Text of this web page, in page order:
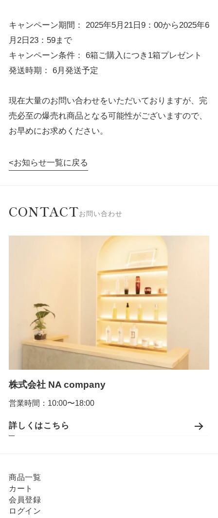
キャンペーン期間： 2025年5月 21日 9：00から2025年6
月 2日 23：59まで
キャンペーン条件： 6箱ご購入につき 1箱プレゼント
発送時期： 6月発送予定
現在大量のお問い合わせをいただいておりますが、完
売必至の爆売れ商品となる可能性がございますので、
お早めにお求めください。
お知らせ一覧に戻る
CONTACTお問い合わせ
株式会社 NA company
営業時間：10:00〜18:00
詳しくはこちら
商品一覧
カート
会員登録
ログイン